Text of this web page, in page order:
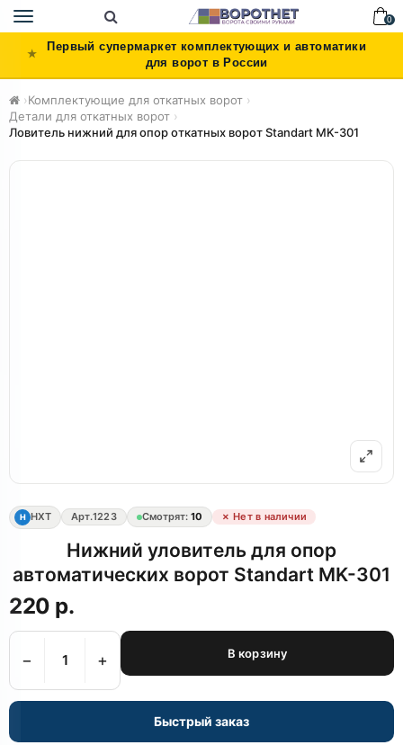
Toggle
navigation
0
Первый супермаркет комплектующих и автоматики
для ворот в России
›Комплектующие для откатных ворот ›
Детали для откатных ворот ›
Ловитель нижний для опор откатных ворот Standart MK-301
Н НХТ Арт.1223 Смотрят: 10 ✗ Нет в наличии
Нижний уловитель для опор
автоматических ворот Standart MK-301
220 р.
− + В корзину
Быстрый заказ